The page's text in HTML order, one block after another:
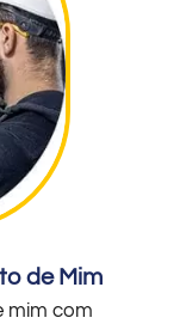
de Mim
mim com